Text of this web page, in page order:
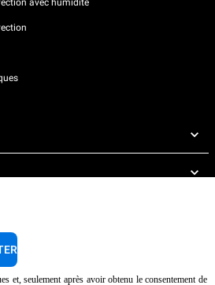
avec humidité
à résine
inverse
et, seulement après avoir obtenu le consentement de